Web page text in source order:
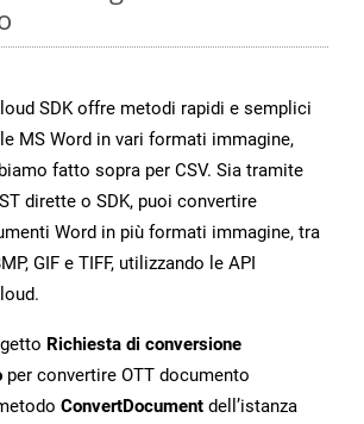
SDK offre metodi rapidi e semplici
MS Word in vari formati immagine,
fatto sopra per CSV. Sia tramite
dirette o SDK, puoi convertire
Word in più formati immagine, tra
GIF e TIFF, utilizzando le API
Richiesta di conversione
per convertire OTT documento
ConvertDocument dell’istanza